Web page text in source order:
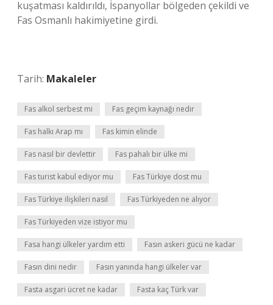
kuşatması kaldırıldı, İspanyollar bölgeden çekildi ve
Fas Osmanlı hakimiyetine girdi.
Tarih: Makaleler
Fas alkol serbest mi Fas geçim kaynağı nedir
Fas halkı Arap mı Fas kimin elinde
Fas nasıl bir devlettir Fas pahalı bir ülke mi
Fas turist kabul ediyor mu Fas Türkiye dost mu
Fas Türkiye ilişkileri nasıl Fas Türkiyeden ne alıyor
Fas Türkiyeden vize istiyor mu
Fasa hangi ülkeler yardım etti Fasın askeri gücü ne kadar
Fasın dini nedir Fasın yanında hangi ülkeler var
Fasta asgari ücret ne kadar Fasta kaç Türk var